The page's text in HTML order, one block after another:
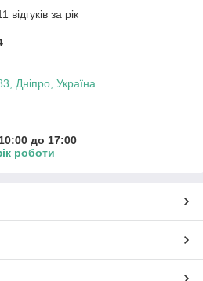
за рік
Дніпро, Україна
до 17:00
роботи